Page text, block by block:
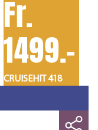
Fr.
1499.-
CRUISEHIT 418